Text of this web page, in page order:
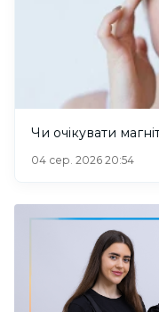
Чи очікувати
04 сер. 2026 20:54